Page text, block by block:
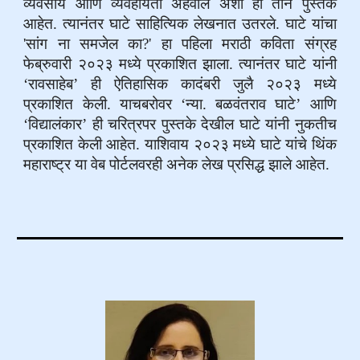
व्यवसाय आणि व्यवहार्यता अहवाल अशी ही तीन पुस्तके
आहेत. त्यानंतर घाटे साहित्यिक लेखनात उतरले. घाटे यांचा
'सांग ना समजेल का?' हा पहिला मराठी कविता संग्रह
फेब्रुवारी २०२३ मध्ये प्रकाशित झाला. त्यानंतर घाटे यांनी
‘रावसाहेब’ ही ऐतिहासिक कादंबरी जुलै २०२३ मध्ये
प्रकाशित केली. याचबरोवर ‘न्या. बळवंतराव घाटे’ आणि
‘विद्यालंकार’ ही चरित्रपर पुस्तके देखील घाटे यांनी नुकतीच
प्रकाशित केली आहेत. याशिवाय २०२३ मध्ये घाटे यांचे थिंक
महाराष्ट्र या वेब पोर्टलवरही अनेक लेख प्रसिद्ध झाले आहेत.